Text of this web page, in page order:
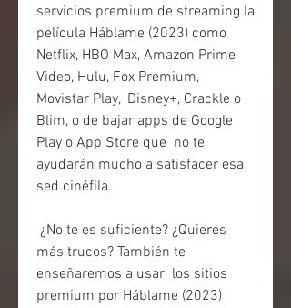
servicios premium de streaming la
película Háblame (2023) como
Netflix, HBO Max, Amazon Prime
Video, Hulu, Fox Premium,
Movistar Play,  Disney+, Crackle o
Blim, o de bajar apps de Google
Play o App Store que  no te
ayudarán mucho a satisfacer esa
sed cinéfila.
más trucos? También te
enseñaremos a usar  los sitios
premium por Háblame (2023)